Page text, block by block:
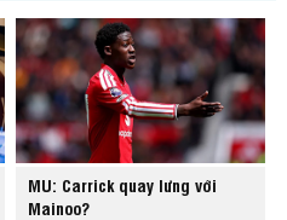
MU: Carrick quay lưng với
Mainoo?